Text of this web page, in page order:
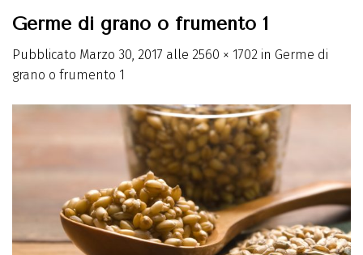
Germe di grano o frumento 1
Pubblicato Marzo 30, 2017 alle 2560 × 1702 in Germe di
grano o frumento 1